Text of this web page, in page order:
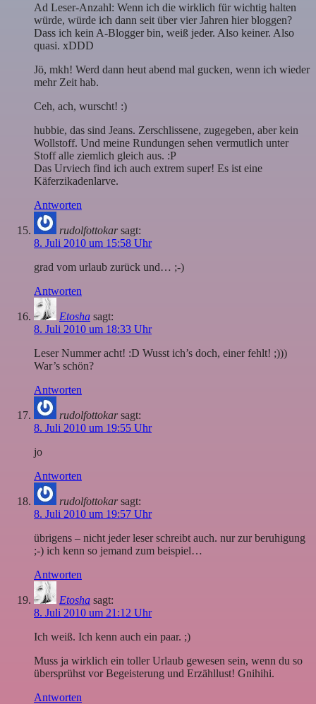
Ad Leser-Anzahl: Wenn ich die wirklich für wichtig halten
würde, würde ich dann seit über vier Jahren hier bloggen?
Dass ich kein A-Blogger bin, weiß jeder. Also keiner. Also
quasi. xDDD
Jö, mkh! Werd dann heut abend mal gucken, wenn ich wieder
mehr Zeit hab.
Ceh, ach, wurscht! :)
hubbie, das sind Jeans. Zerschlissene, zugegeben, aber kein
Wollstoff. Und meine Rundungen sehen vermutlich unter
Stoff alle ziemlich gleich aus. :P
Das Urviech find ich auch extrem super! Es ist eine
Käferzikadenlarve.
Antworten
rudolfottokar sagt:
8. Juli 2010 um 15:58 Uhr
grad vom urlaub zurück und… ;-)
Antworten
Etosha sagt:
8. Juli 2010 um 18:33 Uhr
Leser Nummer acht! :D Wusst ich’s doch, einer fehlt! ;)))
War’s schön?
Antworten
rudolfottokar sagt:
8. Juli 2010 um 19:55 Uhr
jo
Antworten
rudolfottokar sagt:
8. Juli 2010 um 19:57 Uhr
übrigens – nicht jeder leser schreibt auch. nur zur beruhigung
;-) ich kenn so jemand zum beispiel…
Antworten
Etosha sagt:
8. Juli 2010 um 21:12 Uhr
Ich weiß. Ich kenn auch ein paar. ;)
Muss ja wirklich ein toller Urlaub gewesen sein, wenn du so
übersprühst vor Begeisterung und Erzähllust! Gnihihi.
Antworten